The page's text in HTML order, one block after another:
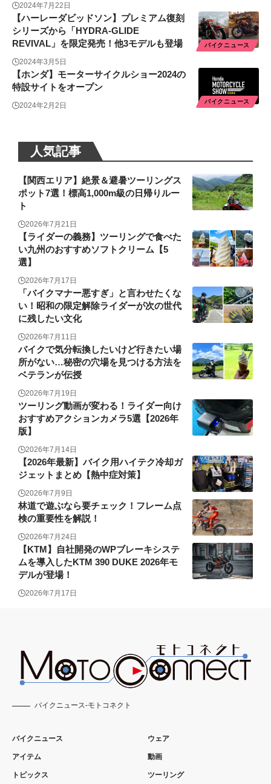
2024年7月22日
バイクニュース
【ハーレーダビッドソン】プレミアム復刻
シリーズから「HYDRA-GLIDE
REVIVAL」を限定発売！他3モデルも登場
2024年3月5日
バイクニュース
【ホンダ】モーターサイクルショー2024の
特設サイトをオープン
2024年2月2日
人気記事
【関西エリア】絶景＆避暑ツーリングス
ポット7選！標高1,000m級の日帰りルー
ト
2026年7月21日
【ライダーの義務】ツーリングで食べた
い九州のおすすめソフトクリーム【5
選】
2026年7月17日
「バイクマナー悪すぎ」と言わせたくな
い！昭和の限定解除ライダーが次の世代
に残したい文化
2026年7月11日
バイクで気分転換したいけど行きたい場
所がない…秘密の穴場を見つける方法を
ベテランが伝授
2026年7月19日
ツーリング動画が変わる！ライダー向け
おすすめアクションカメラ5選【2026年
版】
2026年7月14日
【2026年最新】バイク用ハイテク冷却ガ
ジェットまとめ【熱中症対策】
2026年7月9日
林道で遊ぶなら要チェック！フレーム点
検の重要性を解説！
2026年7月24日
【KTM】自社開発のWPブレーキシステ
ムを導入したKTM 390 DUKE 2026年モ
デルが登場！
2026年7月17日
バイクニュース-モトコネクト
バイクニュース
アイテム
トピックス
ウェア
動画
ツーリング